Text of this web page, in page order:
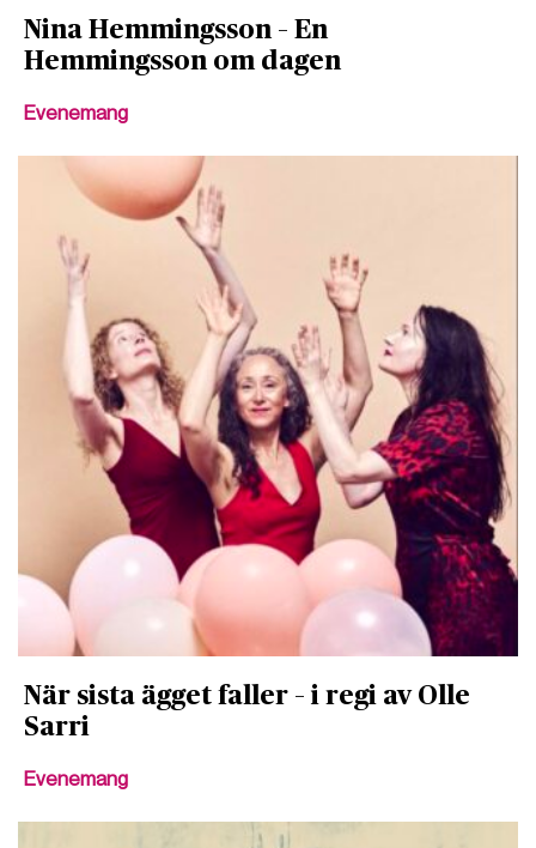
Nina Hemmingsson – En
Hemmingsson om dagen
Evenemang
När sista ägget faller – i regi av Olle
Sarri
Evenemang